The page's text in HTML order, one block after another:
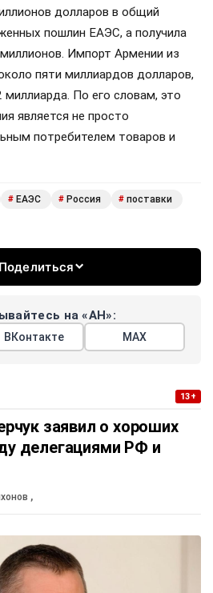
долларов в общий
пошлин ЕАЭС, а получила
Импорт Армении из
пяти миллиардов долларов,
По его словам, это
является не просто
потребителем товаров и
# ЕАЭС # Россия # поставки
Поделиться
на «АН»:
ВКонтакте МАХ
13+
заявил о хороших
делегациями РФ и
,